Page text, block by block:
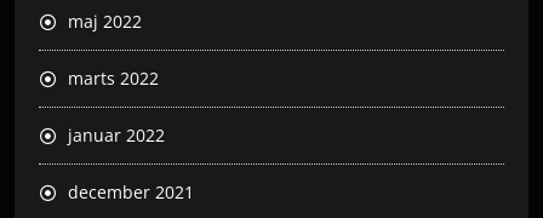
maj 2022
marts 2022
januar 2022
december 2021